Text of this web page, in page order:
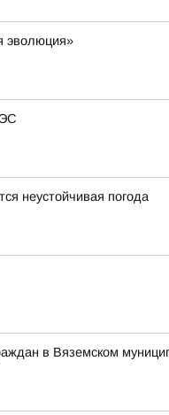
эволюция»
неустойчивая погода
в Вяземском